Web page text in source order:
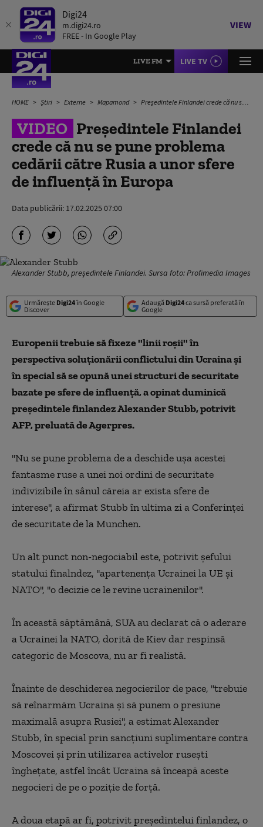
Digi24
m.digi24.ro
FREE - In Google Play
VIEW
LIVE FM LIVE TV
HOME Știri Externe Mapamond Președintele Finlandei crede că nu se pune problema cedării către Rusia a unor sfere de influență în Europa
VIDEO Președintele Finlandei
crede că nu se pune problema
cedării către Rusia a unor sfere
de influență în Europa
Data publicării: 17.02.2025 07:00
Alexander Stubb, președintele Finlandei. Sursa foto: Profimedia Images
Urmărește Digi24în Google
Discover
Adaugă Digi24ca sursă preferată în
Google
Europenii trebuie să fixeze ''linii roşii'' în
perspectiva soluţionării conflictului din Ucraina şi
în special să se opună unei structuri de securitate
bazate pe sfere de influenţă, a opinat duminică
preşedintele finlandez Alexander Stubb, potrivit
AFP, preluată de Agerpres.
''Nu se pune problema de a deschide uşa acestei
fantasme ruse a unei noi ordini de securitate
indivizibile în sânul căreia ar exista sfere de
interese'', a afirmat Stubb în ultima zi a Conferinţei
de securitate de la Munchen.
Un alt punct non-negociabil este, potrivit şefului
statului finalndez, ''apartenenţa Ucrainei la UE şi
NATO'', ''o decizie ce le revine ucrainenilor''.
În această săptămână, SUA au declarat că o aderare
a Ucrainei la NATO, dorită de Kiev dar respinsă
categoric de Moscova, nu ar fi realistă.
Înainte de deschiderea negocierilor de pace, ''trebuie
să reînarmăm Ucraina şi să punem o presiune
maximală asupra Rusiei'', a estimat Alexander
Stubb, în special prin sancţiuni suplimentare contra
Moscovei şi prin utilizarea activelor ruseşti
îngheţate, astfel încât Ucraina să înceapă aceste
negocieri de pe o poziţie de forţă.
A doua etapă ar fi, potrivit preşedintelui finlandez, o